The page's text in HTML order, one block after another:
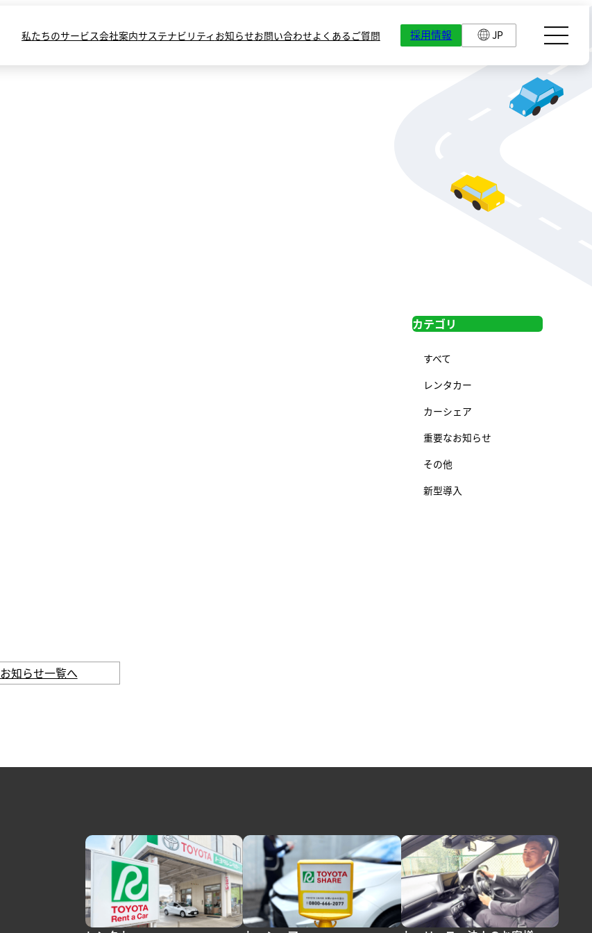
私たちのサービス会社案内サステナビリティ お知らせお問い合わせよくあるご質問 採用情報 JP
お知らせ一覧へ
カテゴリ
すべて
レンタカー
カーシェア
重要なお知らせ
その他
新型導入